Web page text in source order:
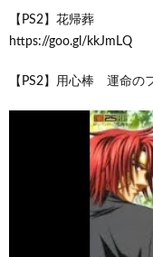
【PS2】花帰葬
https://goo.gl/kkJmLQ
【PS2】用心棒 運命の